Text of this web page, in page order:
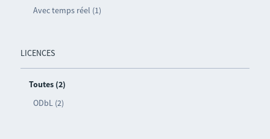
Avec temps réel (1)
LICENCES
Toutes (2)
ODbL (2)